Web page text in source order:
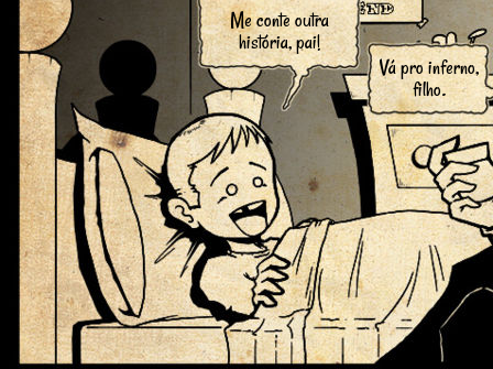
Me conte outra
história, pai!
Vá pro inferno,
filho.